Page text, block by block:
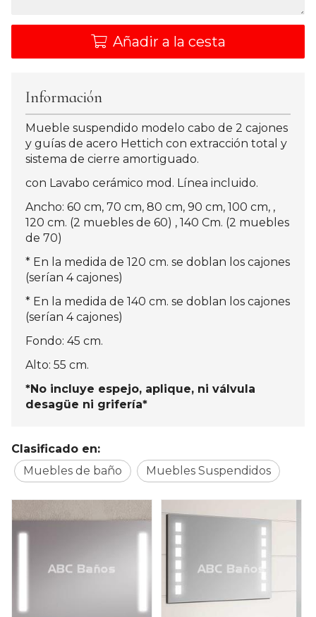
Añadir a la cesta
Información
Mueble suspendido modelo cabo de 2 cajones
y guías de acero Hettich con extracción total y
sistema de cierre amortiguado.
con Lavabo cerámico mod. Línea incluido.
Ancho: 60 cm, 70 cm, 80 cm, 90 cm, 100 cm, ,
120 cm. (2 muebles de 60) , 140 Cm. (2 muebles
de 70)
* En la medida de 120 cm. se doblan los cajones
(serían 4 cajones)
* En la medida de 140 cm. se doblan los cajones
(serían 4 cajones)
Fondo: 45 cm.
Alto: 55 cm.
*No incluye espejo, aplique, ni válvula
desagüe ni grifería*
Clasificado en:
Muebles de baño
Muebles Suspendidos